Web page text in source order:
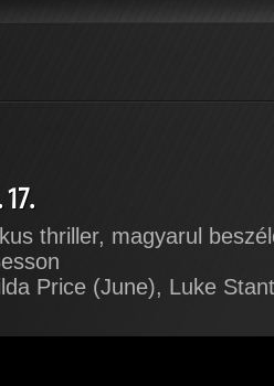
17.
thriller, magyarul
Price (June), Luke